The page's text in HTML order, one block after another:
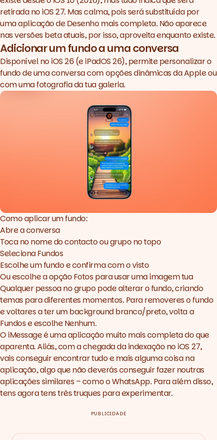
retirada no iOS 27. Mas calma, pois será substituída por
uma aplicação de Desenho mais completa. Não aparece
nas versões beta atuais, por isso, aproveita enquanto existe.
Adicionar um fundo a uma conversa
Disponível noiOS 26 (e iPadOS 26), permite personalizar o
fundo de uma conversa com opções dinâmicas da Apple ou
com uma fotografia da tua galeria.
Como aplicar um fundo:
Abre a conversa
Toca no nome do contacto ou grupo no topo
Seleciona Fundos
Escolhe um fundo e confirma com o visto
Ou escolhe a opção Fotos para usar uma imagem tua
Qualquer pessoa no grupo pode alterar o fundo, criando
temas para diferentes momentos. Para removeres o fundo
e voltares a ter um background branco/preto, volta a
Fundos e escolhe Nenhum.
O iMessage é uma aplicação muito mais completa do que
aparenta. Aliás, com a chegada da indexação noiOS 27,
vais conseguir encontrar tudo e mais alguma coisa na
aplicação, algo que não deverás conseguir fazer noutras
aplicações similares – como o WhatsApp. Para além disso,
tens agora tens três truques para experimentar.
PUBLICIDADE